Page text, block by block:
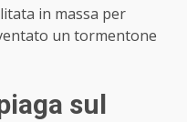
in massa per
un tormentone
sul